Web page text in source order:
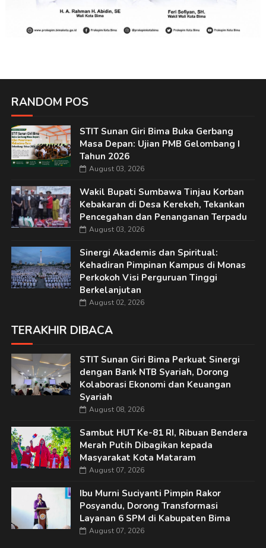
RANDOM POS
STIT Sunan Giri Bima Buka Gerbang
Masa Depan: Ujian PMB Gelombang I
Tahun 2026
August 03, 2026
Wakil Bupati Sumbawa Tinjau Korban
Kebakaran di Desa Kerekeh, Tekankan
Pencegahan dan Penanganan Terpadu
August 03, 2026
Sinergi Akademis dan Spiritual:
Kehadiran Pimpinan Kampus di Monas
Perkokoh Visi Perguruan Tinggi
Berkelanjutan
August 02, 2026
TERAKHIR DIBACA
STIT Sunan Giri Bima Perkuat Sinergi
dengan Bank NTB Syariah, Dorong
Kolaborasi Ekonomi dan Keuangan
Syariah
August 08, 2026
Sambut HUT Ke-81 RI, Ribuan Bendera
Merah Putih Dibagikan kepada
Masyarakat Kota Mataram
August 07, 2026
Ibu Murni Suciyanti Pimpin Rakor
Posyandu, Dorong Transformasi
Layanan 6 SPM di Kabupaten Bima
August 07, 2026